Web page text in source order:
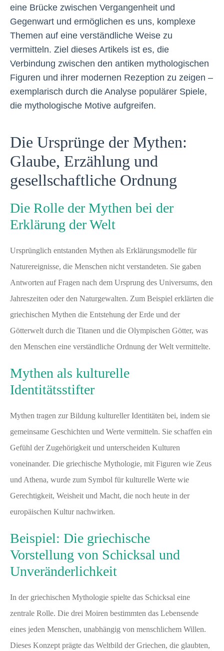
eine Brücke zwischen Vergangenheit und
Gegenwart und ermöglichen es uns, komplexe
Themen auf eine verständliche Weise zu
vermitteln. Ziel dieses Artikels ist es, die
Verbindung zwischen den antiken mythologischen
Figuren und ihrer modernen Rezeption zu zeigen –
exemplarisch durch die Analyse populärer Spiele,
die mythologische Motive aufgreifen.
Die Ursprünge der Mythen:
Glaube, Erzählung und
gesellschaftliche Ordnung
Die Rolle der Mythen bei der
Erklärung der Welt
Ursprünglich entstanden Mythen als Erklärungsmodelle für
Naturereignisse, die Menschen nicht verstandeten. Sie gaben
Antworten auf Fragen nach dem Ursprung des Universums, den
Jahreszeiten oder den Naturgewalten. Zum Beispiel erklärten die
griechischen Mythen die Entstehung der Erde und der
Götterwelt durch die Titanen und die Olympischen Götter, was
den Menschen eine verständliche Ordnung der Welt vermittelte.
Mythen als kulturelle
Identitätsstifter
Mythen tragen zur Bildung kultureller Identitäten bei, indem sie
gemeinsame Geschichten und Werte vermitteln. Sie schaffen ein
Gefühl der Zugehörigkeit und unterscheiden Kulturen
voneinander. Die griechische Mythologie, mit Figuren wie Zeus
und Athena, wurde zum Symbol für kulturelle Werte wie
Gerechtigkeit, Weisheit und Macht, die noch heute in der
europäischen Kultur nachwirken.
Beispiel: Die griechische
Vorstellung von Schicksal und
Unveränderlichkeit
In der griechischen Mythologie spielte das Schicksal eine
zentrale Rolle. Die drei Moiren bestimmten das Lebensende
eines jeden Menschen, unabhängig von menschlichem Willen.
Dieses Konzept prägte das Weltbild der Griechen, die glaubten,